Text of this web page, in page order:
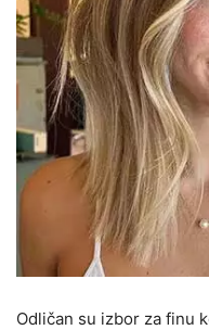
Odličan su izbor za finu